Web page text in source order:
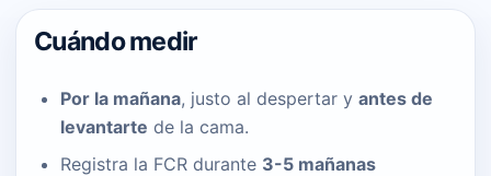
Cuándo medir
Por la mañana, justo al despertar y antes de
levantarte de la cama.
Registra la FCR durante 3-5 mañanas